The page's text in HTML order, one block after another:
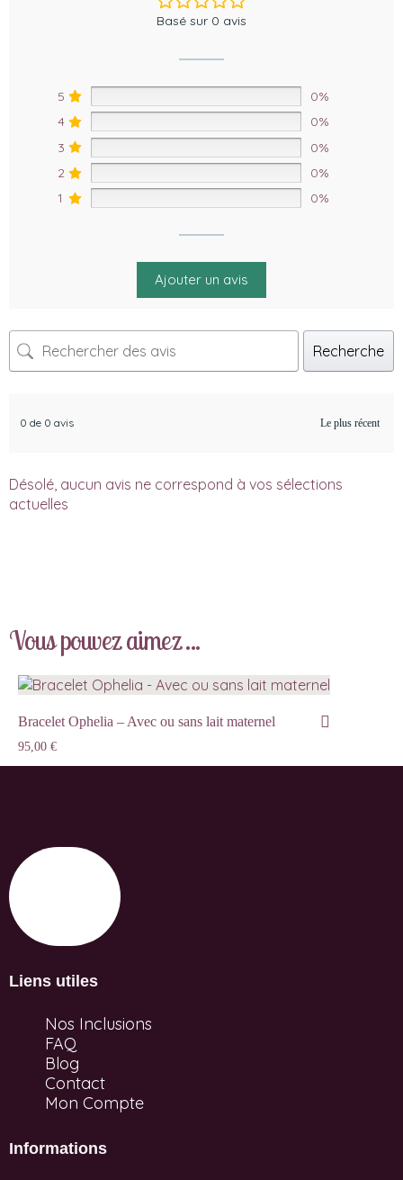
Basé sur 0 avis
5
0%
4
0%
3
0%
2
0%
1
0%
Ajouter un avis
Recherche
0 de 0 avis
Désolé, aucun avis ne correspond à vos sélections
actuelles
Vous pouvez aimez ...
Bracelet Ophelia – Avec ou sans lait maternel
95,00 €
Liens utiles
Nos Inclusions
FAQ
Blog
Contact
Mon Compte
Informations